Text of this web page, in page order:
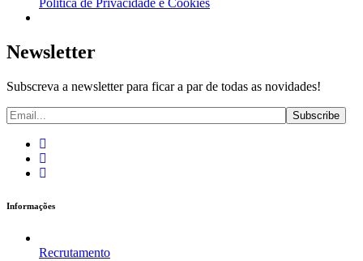
Newsletter
Subscreva a newsletter para ficar a par de todas as novidades!
Informações
Recrutamento